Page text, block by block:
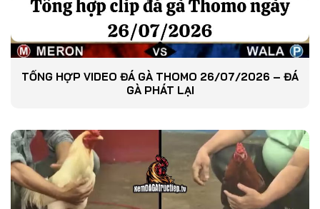
TỔNG HỢP VIDEO ĐÁ GÀ THOMO 26/07/2026 – ĐÁ
GÀ PHÁT LẠI